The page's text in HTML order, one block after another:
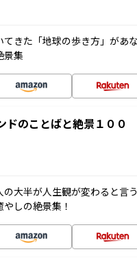
きた「地球の歩き方」があ
景集
ドのことばと絶景１００
大半が人生観が変わると言
しの絶景集！